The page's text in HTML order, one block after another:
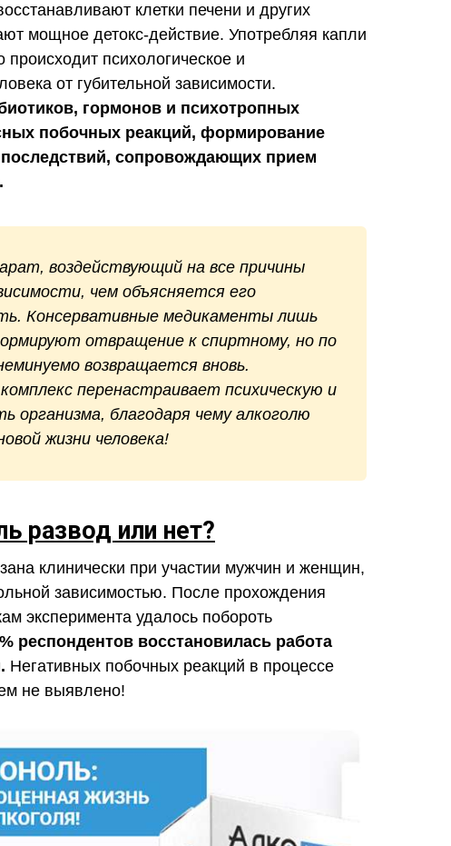
клетки печени и других
мощное детокс-действие. Употребляя капли
психологическое и
от губительной зависимости.
гормонов и психотропных
побочных реакций, формирование
сопровождающих прием
воздействующий на все причины
чем объясняется его
Консервативные медикаменты лишь
отвращение к спиртному, но по
возвращается вновь.
перенастраивает психическую и
организма, благодаря чему алкоголю
жизни человека!
развод или нет?
клинически при участии мужчин и женщин,
зависимостью. После прохождения
эксперимента удалось побороть
респондентов восстановилась работа
Негативных побочных реакций в процессе
не выявлено!